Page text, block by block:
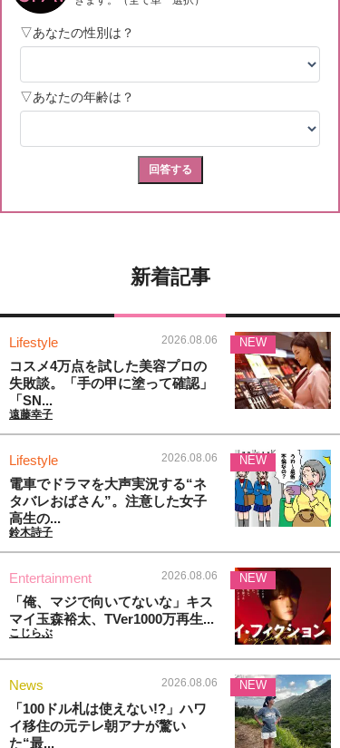
新着記事
Lifestyle 2026.08.06
コスメ4万点を試した美容プロの
失敗談。「手の甲に塗って確認」
「SN...
遠藤幸子
NEW
Lifestyle 2026.08.06
電車でドラマを大声実況する“ネ
タバレおばさん”。注意した女子
高生の...
鈴木詩子
NEW
Entertainment 2026.08.06
「俺、マジで向いてないな」キス
マイ玉森裕太、TVer1000万再生...
こじらぶ
NEW
News 2026.08.06
「100ドル札は使えない!?」ハワ
イ移住の元テレ朝アナが驚い
た“最...
NEW